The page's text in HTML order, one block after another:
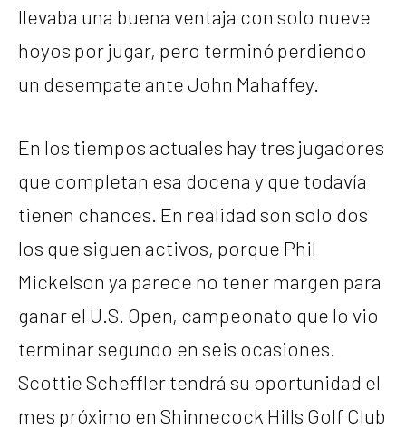
llevaba una buena ventaja con solo nueve
hoyos por jugar, pero terminó perdiendo
un desempate ante John Mahaffey.
En los tiempos actuales hay tres jugadores
que completan esa docena y que todavía
tienen chances. En realidad son solo dos
los que siguen activos, porque Phil
Mickelson ya parece no tener margen para
ganar el U.S. Open, campeonato que lo vio
terminar segundo en seis ocasiones.
Scottie Scheffler tendrá su oportunidad el
mes próximo en Shinnecock Hills Golf Club